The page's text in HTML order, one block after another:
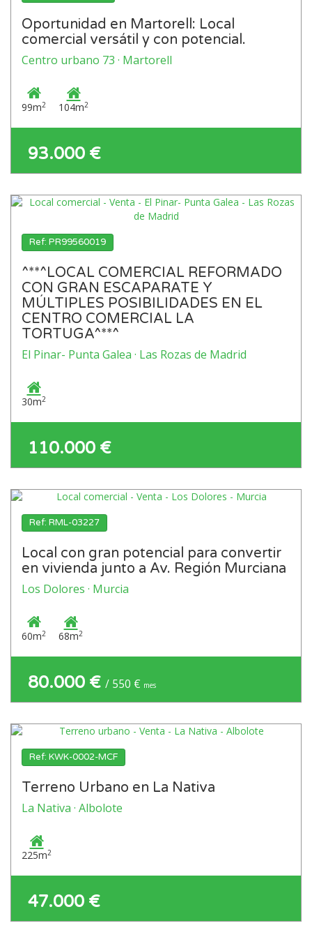
Oportunidad en Martorell: Local
comercial versátil y con potencial.
Centro urbano 73 · Martorell
99m2 104m2
93.000 €
Ref: PR99560019
^**^LOCAL COMERCIAL REFORMADO
CON GRAN ESCAPARATE Y
MÚLTIPLES POSIBILIDADES EN EL
CENTRO COMERCIAL LA
TORTUGA^**^
El Pinar- Punta Galea · Las Rozas de Madrid
30m2
110.000 €
Ref: RML-03227
Local con gran potencial para convertir
en vivienda junto a Av. Región Murciana
Los Dolores · Murcia
60m2 68m2
80.000 € / 550 € mes
Ref: KWK-0002-MCF
Terreno Urbano en La Nativa
La Nativa · Albolote
225m2
47.000 €